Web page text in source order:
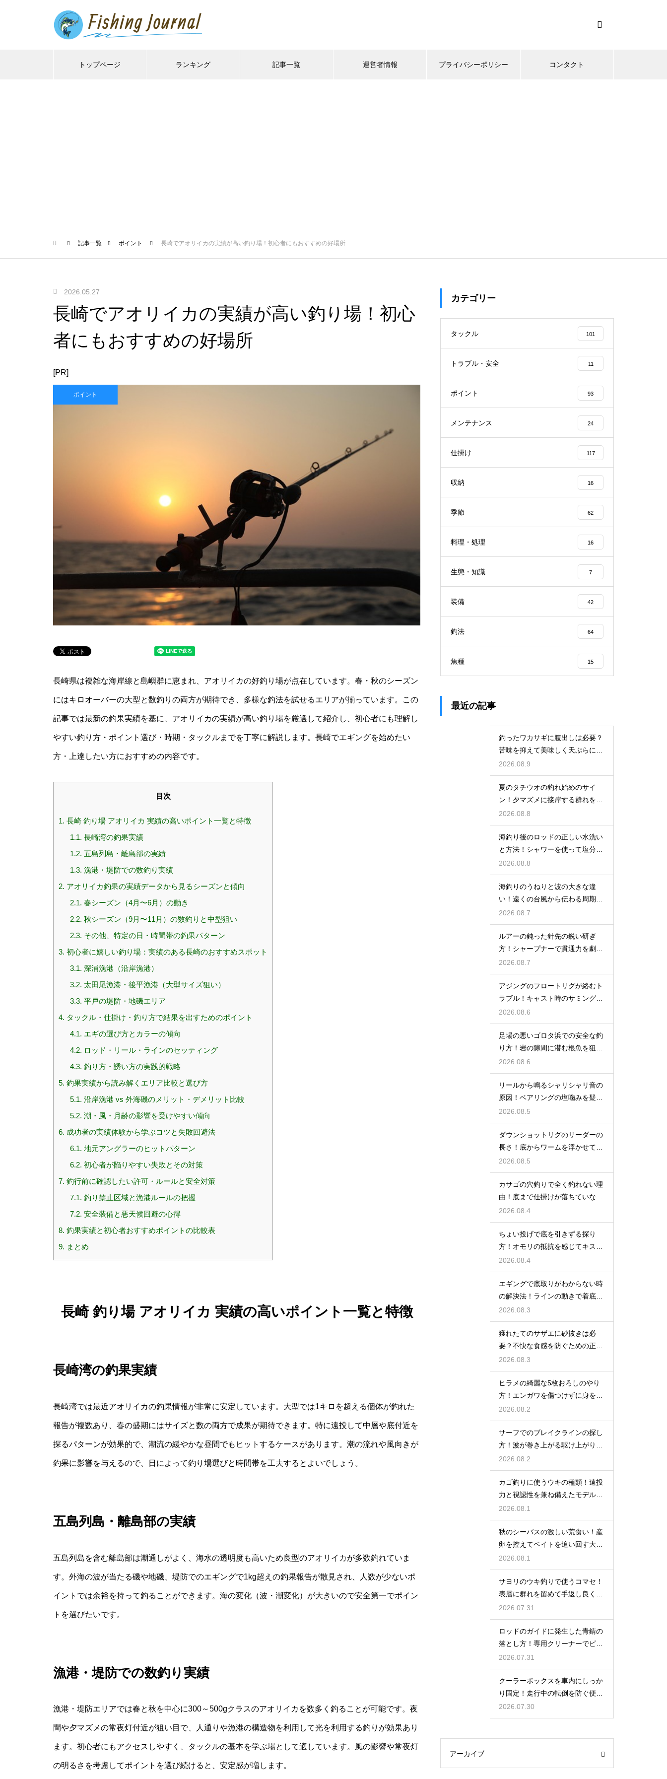
トップページ ランキング 記事一覧 運営者情報 プライバシーポリシー コンタクト
記事一覧 ポイント 長崎でアオリイカの実績が高い釣り場！初心者にもおすすめの好場所
2026.05.27
長崎でアオリイカの実績が高い釣り場！初心
者にもおすすめの好場所
[PR]
ポイント
長崎県は複雑な海岸線と島嶼群に恵まれ、アオリイカの好釣り場が点在しています。春・秋のシーズン
にはキロオーバーの大型と数釣りの両方が期待でき、多様な釣法を試せるエリアが揃っています。この
記事では最新の釣果実績を基に、アオリイカの実績が高い釣り場を厳選して紹介し、初心者にも理解し
やすい釣り方・ポイント選び・時期・タックルまでを丁寧に解説します。長崎でエギングを始めたい
方・上達したい方におすすめの内容です。
目次
1. 長崎 釣り場 アオリイカ 実績の高いポイント一覧と特徴
1.1. 長崎湾の釣果実績
1.2. 五島列島・離島部の実績
1.3. 漁港・堤防での数釣り実績
2. アオリイカ釣果の実績データから見るシーズンと傾向
2.1. 春シーズン（4月〜6月）の動き
2.2. 秋シーズン（9月〜11月）の数釣りと中型狙い
2.3. その他、特定の日・時間帯の釣果パターン
3. 初心者に嬉しい釣り場：実績のある長崎のおすすめスポット
3.1. 深浦漁港（沿岸漁港）
3.2. 太田尾漁港・後平漁港（大型サイズ狙い）
3.3. 平戸の堤防・地磯エリア
4. タックル・仕掛け・釣り方で結果を出すためのポイント
4.1. エギの選び方とカラーの傾向
4.2. ロッド・リール・ラインのセッティング
4.3. 釣り方・誘い方の実践的戦略
5. 釣果実績から読み解くエリア比較と選び方
5.1. 沿岸漁港 vs 外海磯のメリット・デメリット比較
5.2. 潮・風・月齢の影響を受けやすい傾向
6. 成功者の実績体験から学ぶコツと失敗回避法
6.1. 地元アングラーのヒットパターン
6.2. 初心者が陥りやすい失敗とその対策
7. 釣行前に確認したい許可・ルールと安全対策
7.1. 釣り禁止区域と漁港ルールの把握
7.2. 安全装備と悪天候回避の心得
8. 釣果実績と初心者おすすめポイントの比較表
9. まとめ
長崎 釣り場 アオリイカ 実績の高いポイント一覧と特徴
長崎湾の釣果実績
長崎湾では最近アオリイカの釣果情報が非常に安定しています。大型では1キロを超える個体が釣れた
報告が複数あり、春の盛期にはサイズと数の両方で成果が期待できます。特に遠投して中層や底付近を
探るパターンが効果的で、潮流の緩やかな昼間でもヒットするケースがあります。潮の流れや風向きが
釣果に影響を与えるので、日によって釣り場選びと時間帯を工夫するとよいでしょう。
五島列島・離島部の実績
五島列島を含む離島部は潮通しがよく、海水の透明度も高いため良型のアオリイカが多数釣れていま
す。外海の波が当たる磯や地磯、堤防でのエギングで1kg超えの釣果報告が散見され、人数が少ないポ
イントでは余裕を持って釣ることができます。海の変化（波・潮変化）が大きいので安全第一でポイン
トを選びたいです。
漁港・堤防での数釣り実績
漁港・堤防エリアでは春と秋を中心に300～500gクラスのアオリイカを数多く釣ることが可能です。夜
間や夕マズメの常夜灯付近が狙い目で、人通りや漁港の構造物を利用して光を利用する釣りが効果あり
ます。初心者にもアクセスしやすく、タックルの基本を学ぶ場として適しています。風の影響や常夜灯
の明るさを考慮してポイントを選び続けると、安定感が増します。
カテゴリー
タックル 101
トラブル・安全 11
ポイント 93
メンテナンス 24
仕掛け 117
収納 16
季節 62
料理・処理 16
生態・知識 7
装備 42
釣法 64
魚種 15
最近の記事
釣ったワカサギに腹出しは必要？
苦味を抑えて美味しく天ぷらにす
る下処理
2026.08.9
夏のタチウオの釣れ始めのサイ
ン！夕マズメに接岸する群れをル
アーで狙う
2026.08.8
海釣り後のロッドの正しい水洗い
と方法！シャワーを使って塩分を
落出す
2026.08.8
海釣りのうねりと波の大きな違
い！遠くの台風から伝わる周期の
長い波の危険
2026.08.7
ルアーの鈍った針先の鋭い研ぎ
方！シャープナーで貫通力を劇的
に復活
2026.08.7
アジングのフロートリグが絡むト
ラブル！キャスト時のサミングで
防ぐ
2026.08.6
足場の悪いゴロタ浜での安全な釣
り方！岩の隙間に潜む根魚を狙う
仕掛け
2026.08.6
リールから鳴るシャリシャリ音の
原因！ベアリングの塩噛みを疑っ
て洗浄する
2026.08.5
ダウンショットリグのリーダーの
長さ！底からワームを浮かせてア
ピール
2026.08.5
カサゴの穴釣りで全く釣れない理
由！底まで仕掛けが落ちていない
原因
2026.08.4
ちょい投げで底を引きずる探り
方！オモリの抵抗を感じてキスの
アタリを待つ
2026.08.4
エギングで底取りがわからない時
の解決法！ラインの動きで着底を
見極める
2026.08.3
獲れたてのサザエに砂抜きは必
要？不快な食感を防ぐための正し
い下処理
2026.08.3
ヒラメの綺麗な5枚おろしのやり
方！エンガワを傷つけずに身を剥
がす
2026.08.2
サーフでのブレイクラインの探し
方！波が巻き上がる駆け上がりを
狙う
2026.08.2
カゴ釣りに使うウキの種類！遠投
力と視認性を兼ね備えたモデルの
選び方
2026.08.1
秋のシーバスの激しい荒食い！産
卵を控えてベイトを追い回す大型
を狙い撃つ
2026.08.1
サヨリのウキ釣りで使うコマセ！
表層に群れを留めて手返し良く釣
るコツ
2026.07.31
ロッドのガイドに発生した青錆の
落とし方！専用クリーナーでピカ
ピカに
2026.07.31
クーラーボックスを車内にしっか
り固定！走行中の転倒を防ぐ便利
な工夫
2026.07.30
アーカイブ